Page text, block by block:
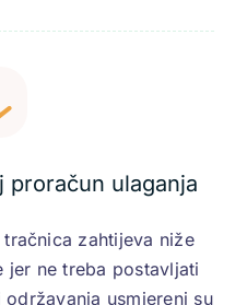
proračun ulaganja
zahtijeva niže
jer ne treba postavljati
usmjereni su